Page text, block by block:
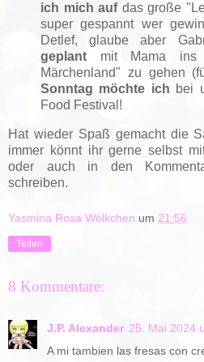
ich mich aufdas große
super gespannt wer
Detlef, glaube aber
geplant mit Mama ins
Märchenland" zu gehen
Sonntag möchte ich bei
Food Festival!
Hat wieder Spaß gemacht die
immer könnt ihr gerne selbst
oder auch in den
schreiben.
Yasmina Rosa Wölkchen um 21:56
Teilen
8 Kommentare:
J.P. Alexander 25. Mai 2024
A mi tambien las fresas con